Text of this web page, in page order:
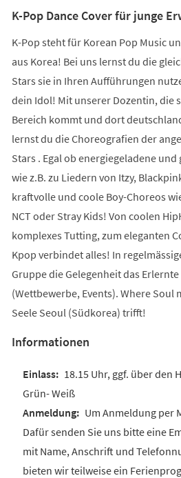
K-Pop Dance Cover für junge
K-Pop steht für Korean Pop Music
aus Korea! Bei uns lernst du die
Stars sie in Ihren Aufführungen
dein Idol! Mit unserer Dozentin, die
Bereich kommt und dort
lernst du die Choreografien der
Stars . Egal ob energiegeladene
wie z.B. zu Liedern von Itzy,
kraftvolle und coole Boy-Choreos
NCT oder Stray Kids! Von coolen
komplexes Tutting, zum eleganten
Kpop verbindet alles! In
Gruppe die Gelegenheit das
(Wettbewerbe, Events). Where Soul
Seele Seoul (Südkorea) trifft!
Informationen
18.15 Uhr, ggf. über den
Grün- Weiß
Um Anmeldung per
Dafür senden Sie uns bitte eine
mit Name, Anschrift und
bieten wir teilweise ein